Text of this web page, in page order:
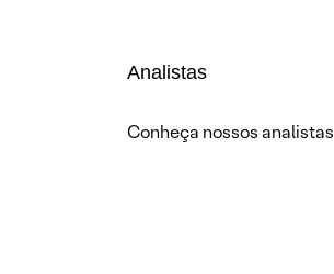
Analistas
Conheça nossos analistas